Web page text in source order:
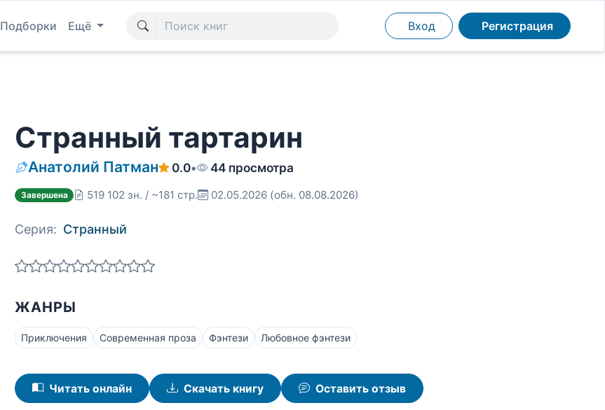
Подборки Ещё Вход Регистрация
Странный тартарин
Анатолий Патман 0.0• 44 просмотра
Завершена 519 102 зн. / ~181 стр. 02.05.2026 (обн. 08.08.2026)
Серия: Странный
ЖАНРЫ
Приключения Современная проза Фэнтези Любовное фэнтези
Читать онлайн Скачать книгу Оставить отзыв